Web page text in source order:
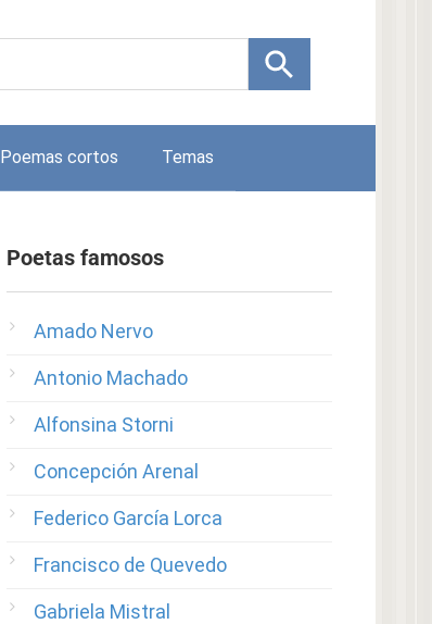
Poemas cortos Temas
Poetas famosos
Amado Nervo
Antonio Machado
Alfonsina Storni
Concepción Arenal
Federico García Lorca
Francisco de Quevedo
Gabriela Mistral